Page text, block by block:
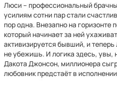
Люси – профессиональный
усилиям сотни пар стали
пор одна. Внезапно на горизонте
который начинает за ней
активизируется бывший, и
не убежишь. И логика здесь,
Дакота Джонсон, миллионера
любовник предстаёт в